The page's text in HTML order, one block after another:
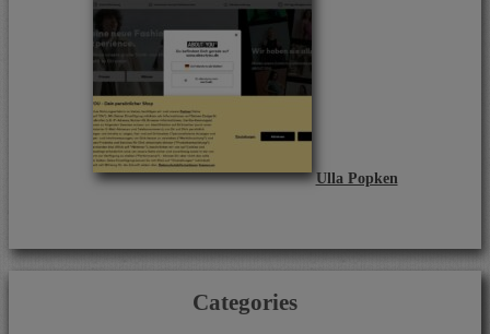
Ulla Popken
Categories